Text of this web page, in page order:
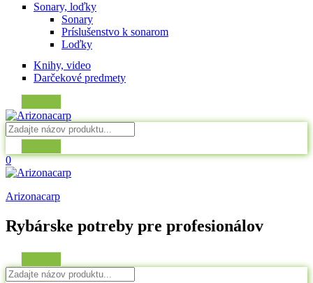
Sonary, loďky
Sonary
Príslušenstvo k sonarom
Loďky
Knihy, video
Darčekové predmety
0
Arizonacarp
Rybárske potreby pre profesionálov